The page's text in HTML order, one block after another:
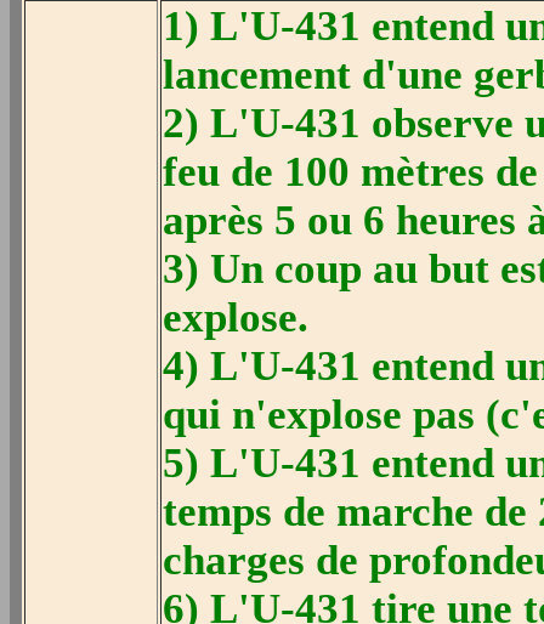
1) L'U-431 entend
lancement d'une
2) L'U-431 observe
feu de 100 mètres
après 5 ou 6 heures
3) Un coup au but
explose.
4) L'U-431 entend
qui n'explose pas
5) L'U-431 entend
temps de marche
charges de
6) L'U-431 tire une